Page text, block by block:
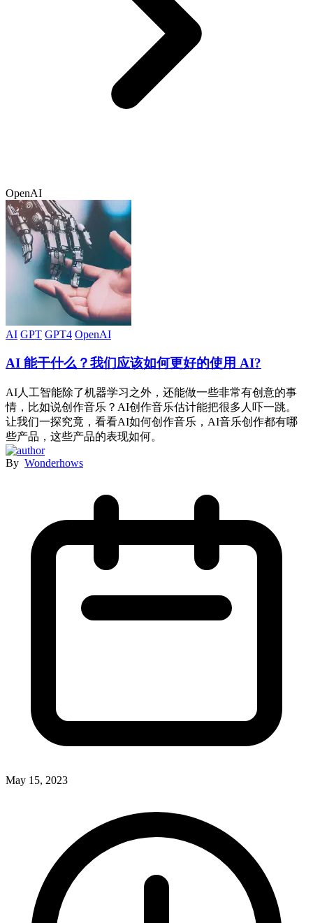
OpenAI
AI GPT GPT4 OpenAI
AI 能干什么？我们应该如何更好的使用 AI?
AI人工智能除了机器学习之外，还能做一些非常有创意的事
情，比如说创作音乐？AI创作音乐估计能把很多人吓一跳。
让我们一探究竟，看看AI如何创作音乐，AI音乐创作都有哪
些产品，这些产品的表现如何。
By Wonderhows
May 15, 2023